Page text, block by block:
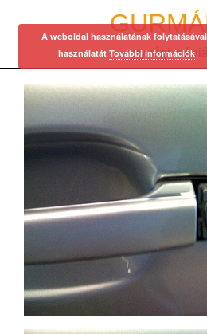
egy régi
A weboldal használatának
használatát További információk